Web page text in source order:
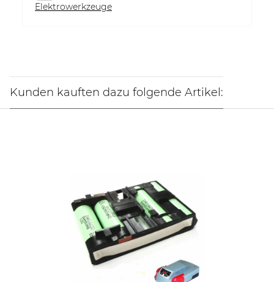
Elektrowerkzeuge
Kunden kauften dazu folgende Artikel: